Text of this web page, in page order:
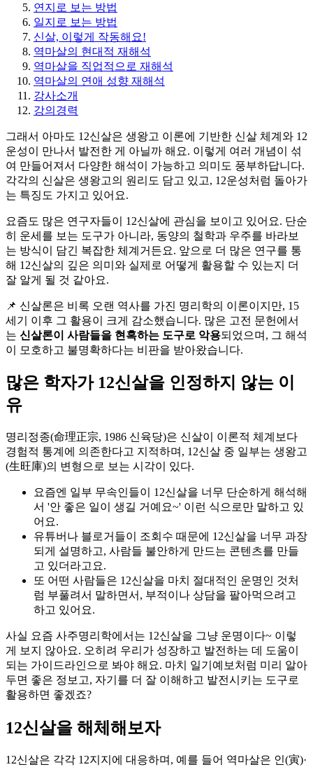
연지로 보는 방법
일지로 보는 방법
신살, 이렇게 작동해요!
역마살의 현대적 재해석
역마살을 직업적으로 재해석
역마살의 연애 성향 재해석
강사소개
강의경력
그래서 아마도 12신살은 생왕고 이론에 기반한 신살 체계와 12
운성이 만나서 발전한 게 아닐까 해요. 이렇게 여러 개념이 섞
여 만들어져서 다양한 해석이 가능하고 의미도 풍부하답니다.
각각의 신살은 생왕고의 원리도 담고 있고, 12운성처럼 돌아가
는 특징도 가지고 있어요.
요즘도 많은 연구자들이 12신살에 관심을 보이고 있어요. 단순
히 운세를 보는 도구가 아니라, 동양의 철학과 우주를 바라보
는 방식이 담긴 복잡한 체계거든요. 앞으로 더 많은 연구를 통
해 12신살의 깊은 의미와 실제로 어떻게 활용할 수 있는지 더
잘 알게 될 것 같아요.
📌 신살론은 비록 오랜 역사를 가진 명리학의 이론이지만, 15
세기 이후 그 활용이 크게 감소했습니다. 많은 고전 문헌에서
는 신살론이 사람들을 현혹하는 도구로 악용되었으며, 그 해석
이 모호하고 불명확하다는 비판을 받아왔습니다.
많은 학자가 12신살을 인정하지 않는 이
유
명리정종(命理正宗, 1986 신육당)은 신살이 이론적 체계보다
경험적 통계에 의존한다고 지적하며, 12신살 중 일부는 생왕고
(生旺庫)의 변형으로 보는 시각이 있다.
요즘엔 일부 무속인들이 12신살을 너무 단순하게 해석해
서 '안 좋은 일이 생길 거예요~' 이런 식으로만 말하고 있
어요.
유튜버나 블로거들이 조회수 때문에 12신살을 너무 과장
되게 설명하고, 사람들 불안하게 만드는 콘텐츠를 만들
고 있더라고요.
또 어떤 사람들은 12신살을 마치 절대적인 운명인 것처
럼 부풀려서 말하면서, 부적이나 상담을 팔아먹으려고
하고 있어요.
사실 요즘 사주명리학에서는 12신살을 그냥 운명이다~ 이렇
게 보지 않아요. 오히려 우리가 성장하고 발전하는 데 도움이
되는 가이드라인으로 봐야 해요. 마치 일기예보처럼 미리 알아
두면 좋은 정보고, 자기를 더 잘 이해하고 발전시키는 도구로
활용하면 좋겠죠?
12신살을 해체해보자
12신살은 각각 12지지에 대응하며, 예를 들어 역마살은 인(寅)·